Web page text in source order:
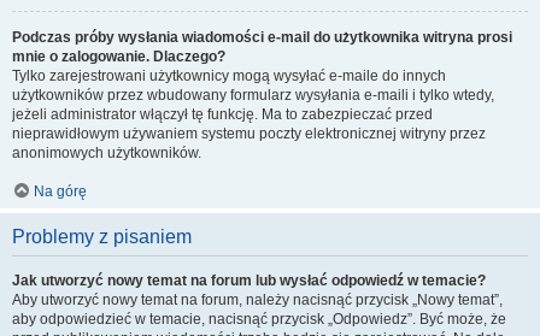
Podczas próby wysłania wiadomości e-mail do użytkownika witryna prosi
mnie o zalogowanie. Dlaczego?
Tylko zarejestrowani użytkownicy mogą wysyłać e-maile do innych
użytkowników przez wbudowany formularz wysyłania e-maili i tylko wtedy,
jeżeli administrator włączył tę funkcję. Ma to zabezpieczać przed
nieprawidłowym używaniem systemu poczty elektronicznej witryny przez
anonimowych użytkowników.
Na górę
Problemy z pisaniem
Jak utworzyć nowy temat na forum lub wysłać odpowiedź w temacie?
Aby utworzyć nowy temat na forum, należy nacisnąć przycisk „Nowy temat”,
aby odpowiedzieć w temacie, nacisnąć przycisk „Odpowiedz”. Być może, że